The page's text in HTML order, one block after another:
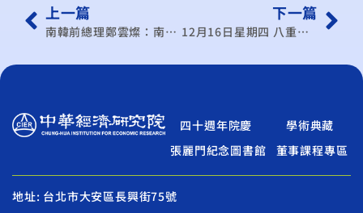
上一篇
南韓前總理鄭雲燦：南北韓關係 向兩岸學習
下一篇
12月16日星期四 八重量級專家 剖析明年經濟
四十週年院慶
學術典藏
張麗門紀念圖書館
董事課程專區
地址: 台北市大安區長興街75號